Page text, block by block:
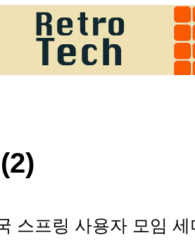
(2)
스프링 사용자 모임